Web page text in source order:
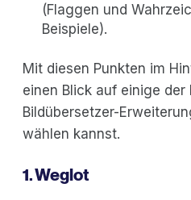
(Flaggen und
Beispiele).
Mit diesen Punkten im
einen Blick auf einige der
Bildübersetzer-
wählen kannst.
1. Weglot